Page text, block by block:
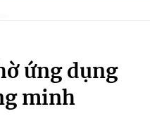
ứng dụng
minh